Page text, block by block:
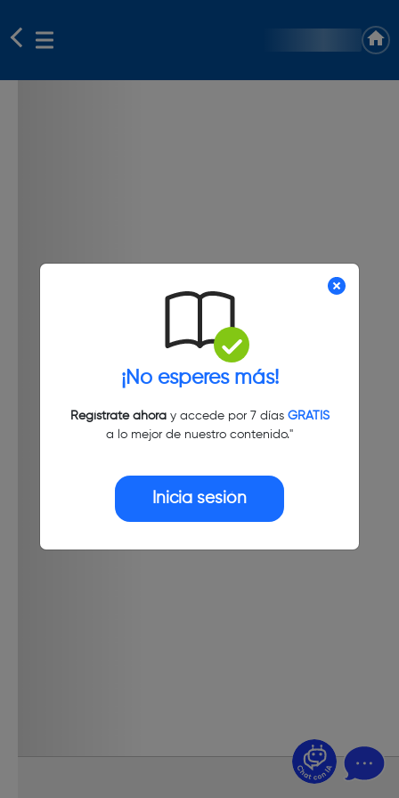
¡No esperes más!
Regístrate ahoray accede por 7 días GRATIS
a lo mejor de nuestro contenido."
Inicia sesión